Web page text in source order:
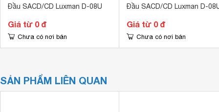
Đầu SACD/CD Luxman D-08U
Giá từ 0 đ
Chưa có nơi bán
Đầu SACD/CD Luxman D-
Giá từ 0 đ
Chưa có nơi bán
SẢN PHẨM LIÊN QUAN